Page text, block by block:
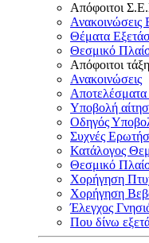
Απόφοιτοι
Θέματα
Θεσμικό
Απόφοιτοι
Ανακοινώσεις
Υποβολή
Οδηγός
Συχνές
Κατάλογος
Θεσμικό
Χορήγηση
Χορήγηση
Έλεγχος
Που δίνω